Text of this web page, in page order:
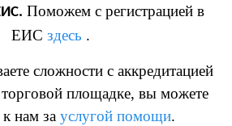
Поможем с регистрацией в
ЕИС здесь .
сложности с аккредитацией
площадке, вы можете
к нам за услугой помощи.